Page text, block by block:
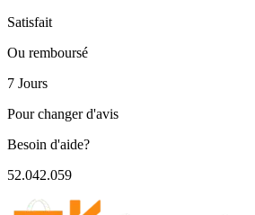
Satisfait
Ou remboursé
7 Jours
Pour changer d'avis
Besoin d'aide?
52.042.059